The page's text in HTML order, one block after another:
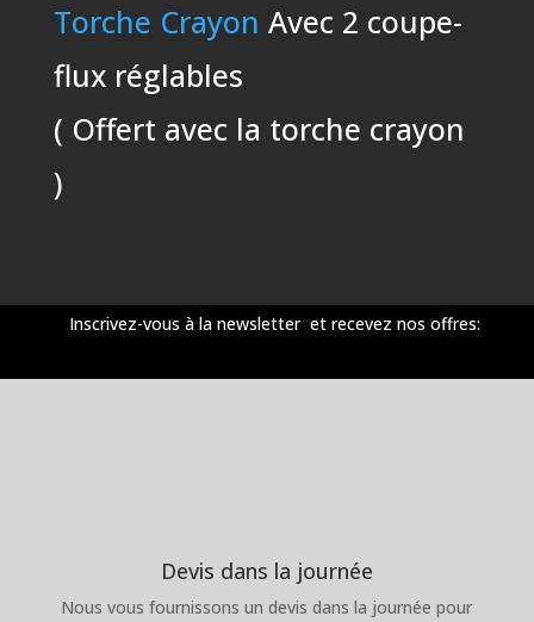
Torche Crayon Avec 2 coupe-
flux réglables
( Offert avec la torche crayon
)
Inscrivez-vous à la newsletter et recevez nos offres:
Devis dans la journée
Nous vous fournissons un devis dans la journée pour